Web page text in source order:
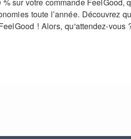
toute l’année. Découvrez
! Alors, qu'attendez-vous